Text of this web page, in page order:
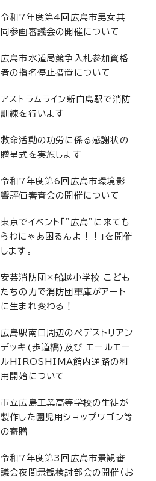
令和7年度第4回広島市男女共
同参画審議会の開催について
広島市水道局競争入札参加資格
者の指名停止措置について
アストラムライン新白島駅で消防
訓練を行います
救命活動の功労に係る感謝状の
贈呈式を実施します
令和7年度第6回広島市環境影
響評価審査会の開催について
東京でイベント「”広島”に来ても
らわにゃあ困るんよ！！」を開催
します。
安芸消防団×船越小学校 こども
たちの力で消防団車庫がアート
に生まれ変わる！
広島駅南口周辺のペデストリアン
デッキ(歩道橋)及び エールエー
ルHIROSHIMA館内通路の利
用開始について
市立広島工業高等学校の生徒が
製作した園児用ショップワゴン等
の寄贈
令和7年度第3回広島市景観審
議会夜間景観検討部会の開催（お